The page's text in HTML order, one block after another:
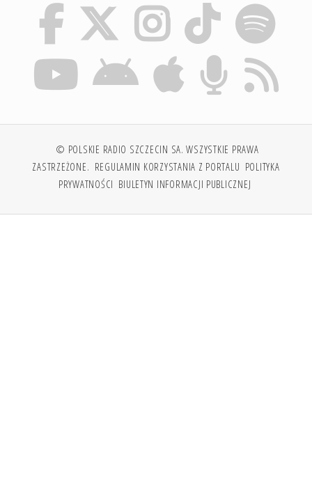
© POLSKIE RADIO SZCZECIN SA. WSZYSTKIE PRAWA
ZASTRZEŻONE. REGULAMIN KORZYSTANIA Z PORTALU POLITYKA
PRYWATNOŚCI BIULETYN INFORMACJI PUBLICZNEJ